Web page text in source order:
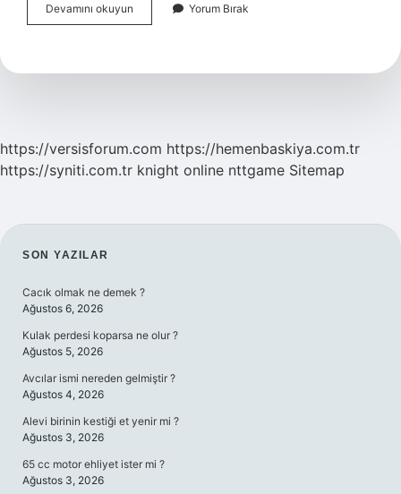
Devamını okuyun
Türü
Demek
Yorum Bırak
https://versisforum.com https://hemenbaskiya.com.tr
https://syniti.com.tr knight online nttgame Sitemap
SIDEBAR
SON YAZILAR
Cacık olmak ne demek ?
Ağustos 6, 2026
Kulak perdesi koparsa ne olur ?
Ağustos 5, 2026
Avcılar ismi nereden gelmiştir ?
Ağustos 4, 2026
Alevi birinin kestiği et yenir mi ?
Ağustos 3, 2026
65 cc motor ehliyet ister mi ?
Ağustos 3, 2026